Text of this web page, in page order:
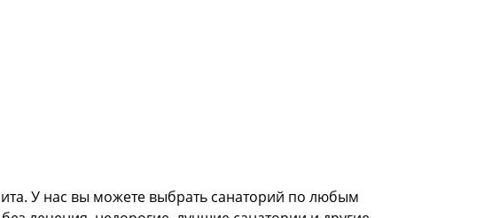
У нас вы можете выбрать санаторий по любым